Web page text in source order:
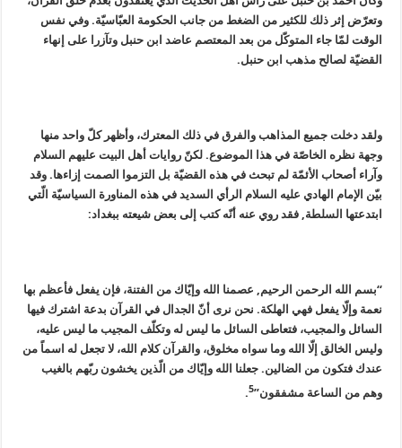
وتعرّض إثر ذلك للكثير من الضغط من جانب الحكومة العبّاسيّة. وفي نفس
الوقت لمّا جاء المتوكّل من بعد المعتصم عاضد ابن حنبل وتآزرا على إنهاء
القضيّة لصالح مذهب ابن حنبل.
ولقد دخلت جميع المذاهب والفرق في ذلك المعترك، وأظهر كلّ واحد منها
وجهة نظره الخاصّة في هذا الموضوع. لكنّ روايات أهل البيت عليهم السلام
وآراء أصحاب الأئمّة لم تبحث في هذه القضيّة بل التزموا الصمت إزاءها. وقد
بيّن الإمام الهادي عليه السلام الرأي السديد في هذه المناورة السياسيّة الّتي
ابتدعتها السلطة, فقد روي عنه أنّه كتب إلى بعض شيعته ببغداد:
“بسم الله الرحمن الرحيم, عصمنا الله وإيّاك من الفتنة، فإن يفعل فأعظم بها
نعمة وإلّا يفعل فهي الهلكة. نحن نرى أنّ الجدال في القرآن بدعة اشترك فيها
السائل والمجيب، فتعاطى السائل ما ليس له وتكلّف المجيب ما ليس عليه،
وليس الخالق إلّا الله وما سواه مخلوق، والقرآن كلام الله، لا تجعل له اسماً من
عندك فتكون من الضالين. جعلنا الله وإيّاك من الّذين يخشون ربّهم بالغيب
وهم من الساعة مشفقون”5
.